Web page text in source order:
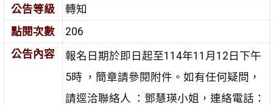
公告等級
轉知
點閱次數
206
公告內容
報名日期於即日起至114年11月12日下午
5時 ，簡章請參閱附件。如有任何疑問，
請逕洽聯絡人 ：鄧慧瑛小姐，連絡電話：